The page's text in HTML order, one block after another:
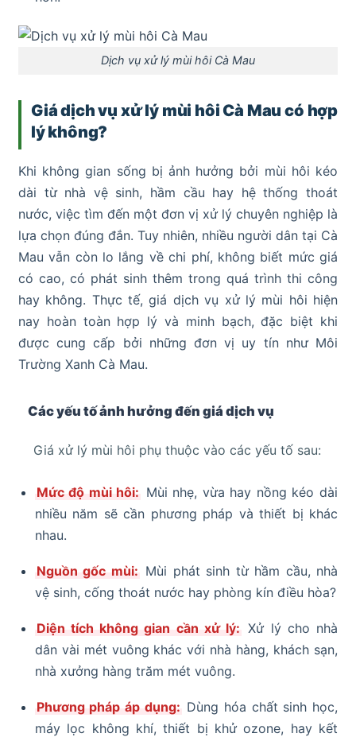
Dịch vụ xử lý mùi hôi Cà Mau
Giá dịch vụ xử lý mùi hôi Cà Mau có hợp
lý không?
Khi không gian sống bị ảnh hưởng bởi mùi hôi kéo
dài từ nhà vệ sinh, hầm cầu hay hệ thống thoát
nước, việc tìm đến một đơn vị xử lý chuyên nghiệp là
lựa chọn đúng đắn. Tuy nhiên, nhiều người dân tại Cà
Mau vẫn còn lo lắng về chi phí, không biết mức giá
có cao, có phát sinh thêm trong quá trình thi công
hay không. Thực tế, giá dịch vụ xử lý mùi hôi hiện
nay hoàn toàn hợp lý và minh bạch, đặc biệt khi
được cung cấp bởi những đơn vị uy tín như Môi
Trường Xanh Cà Mau.
Các yếu tố ảnh hưởng đến giá dịch vụ
Giá xử lý mùi hôi phụ thuộc vào các yếu tố sau:
Mức độ mùi hôi: Mùi nhẹ, vừa hay nồng kéo dài
nhiều năm sẽ cần phương pháp và thiết bị khác
nhau.
Nguồn gốc mùi: Mùi phát sinh từ hầm cầu, nhà
vệ sinh, cống thoát nước hay phòng kín điều hòa?
Diện tích không gian cần xử lý: Xử lý cho nhà
dân vài mét vuông khác với nhà hàng, khách sạn,
nhà xưởng hàng trăm mét vuông.
Phương pháp áp dụng: Dùng hóa chất sinh học,
máy lọc không khí, thiết bị khử ozone, hay kết